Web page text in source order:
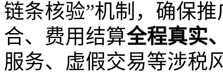
链条核验”机制， 确保推
合、费用结算全程真实
服务、虚假交易等涉税